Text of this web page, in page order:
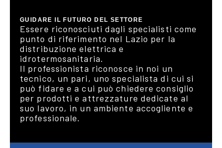
GUIDARE IL FUTURO DEL SETTORE
Essere riconosciuti dagli specialisti come
punto di riferimento nel Lazio per la
distribuzione elettrica e
idrotermosanitaria.
Il professionista riconosce in noi un
tecnico, un pari, uno specialista di cui si
può fidare e a cui può chiedere consiglio
per prodotti e attrezzature dedicate al
suo lavoro, in un ambiente accogliente e
professionale.